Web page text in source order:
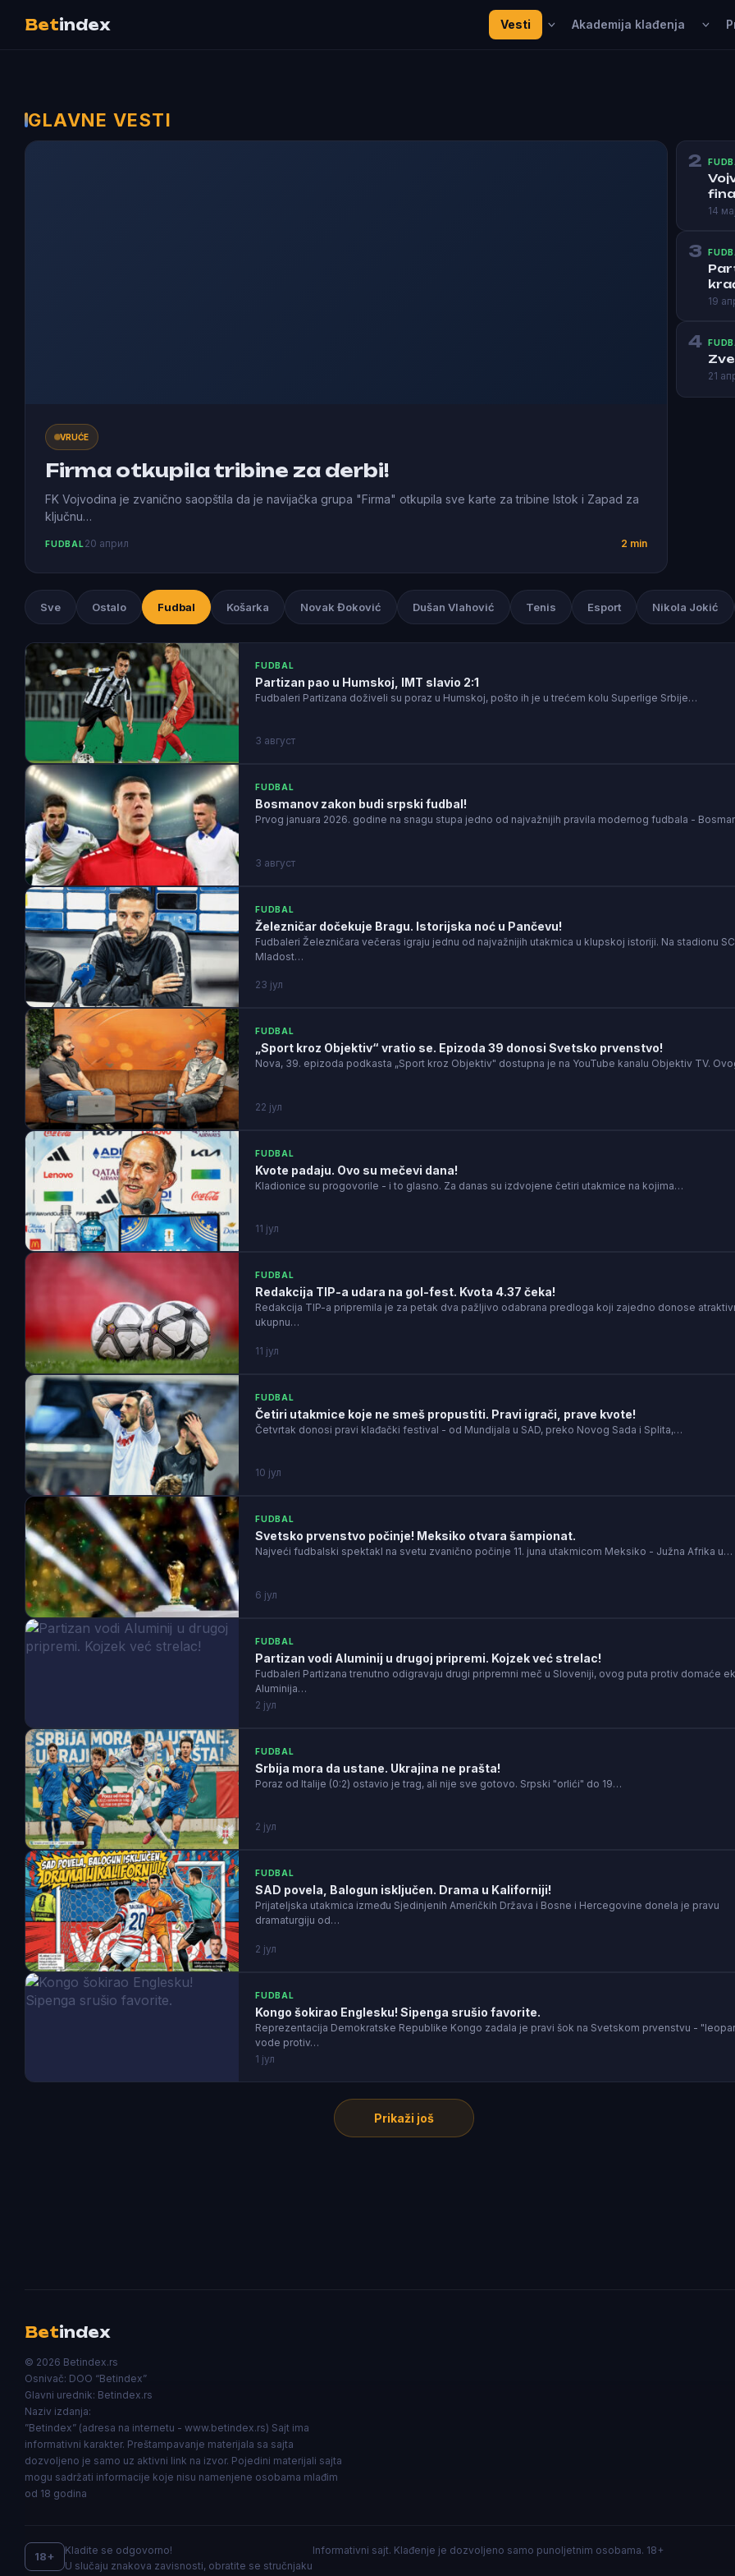
Betindex Vesti Akademija klađenja
GLAVNE VESTI
VRUĆE
Firma otkupila tribine za derbi!
FK Vojvodina je zvanično saopštila da je navijačka grupa "Firma" otkupila sve karte za tribine Istok i Zapad za
ključnu…
FUDBAL 20 април 2 min
2
14 мај
3
19
4
21
Sve Ostalo Fudbal Košarka Novak Đoković Dušan Vlahović Tenis Esport Nikola Jokić
FUDBAL
Partizan pao u Humskoj, IMT slavio 2:1
Fudbaleri Partizana doživeli su poraz u Humskoj, pošto ih je u trećem kolu Superlige Srbije…
3 август
FUDBAL
Bosmanov zakon budi srpski fudbal!
Prvog januara 2026. godine na snagu stupa jedno od najvažnijih pravila modernog fudbala -
3 август
FUDBAL
Železničar dočekuje Bragu. Istorijska noć u Pančevu!
Fudbaleri Železničara večeras igraju jednu od najvažnijih utakmica u klupskoj istoriji. Na stadionu SC
Mladost…
23 јул
FUDBAL
„Sport kroz Objektiv“ vratio se. Epizoda 39 donosi Svetsko prvenstvo!
Nova, 39. epizoda podkasta „Sport kroz Objektiv" dostupna je na YouTube kanalu Objektiv TV.
22 јул
FUDBAL
Kvote padaju. Ovo su mečevi dana!
Kladionice su progovorile - i to glasno. Za danas su izdvojene četiri utakmice na kojima…
11 јул
FUDBAL
Redakcija TIP-a udara na gol-fest. Kvota 4.37 čeka!
Redakcija TIP-a pripremila je za petak dva pažljivo odabrana predloga koji zajedno donose
ukupnu…
11 јул
FUDBAL
Četiri utakmice koje ne smeš propustiti. Pravi igrači, prave kvote!
Četvrtak donosi pravi klađački festival - od Mundijala u SAD, preko Novog Sada i Splita,…
10 јул
FUDBAL
Svetsko prvenstvo počinje! Meksiko otvara šampionat.
Najveći fudbalski spektakl na svetu zvanično počinje 11. juna utakmicom Meksiko - Južna Afrika u…
6 јул
FUDBAL
Partizan vodi Aluminij u drugoj pripremi. Kojzek već strelac!
Fudbaleri Partizana trenutno odigravaju drugi pripremni meč u Sloveniji, ovog puta protiv domaće
Aluminija…
2 јул
FUDBAL
Srbija mora da ustane. Ukrajina ne prašta!
Poraz od Italije (0:2) ostavio je trag, ali nije sve gotovo. Srpski "orlići" do 19…
2 јул
FUDBAL
SAD povela, Balogun isključen. Drama u Kaliforniji!
Prijateljska utakmica između Sjedinjenih Američkih Država i Bosne i Hercegovine donela je pravu
dramaturgiju od…
2 јул
FUDBAL
Kongo šokirao Englesku! Sipenga srušio favorite.
Reprezentacija Demokratske Republike Kongo zadala je pravi šok na Svetskom prvenstvu -
vode protiv…
1 јул
Prikaži još
Betindex
© 2026 Betindex.rs
Osnivač: DOO “Betindex”
Glavni urednik: Betindex.rs
Naziv izdanja:
”Betindex” (adresa na internetu - www.betindex.rs) Sajt ima
informativni karakter. Preštampavanje materijala sa sajta
dozvoljeno je samo uz aktivni link na izvor. Pojedini materijali sajta
mogu sadržati informacije koje nisu namenjene osobama mlađim
od 18 godina
18+
Kladite se odgovorno!
U slučaju znakova zavisnosti, obratite se stručnjaku
Informativni sajt. Klađenje je dozvoljeno samo punoljetnim osobama. 18+